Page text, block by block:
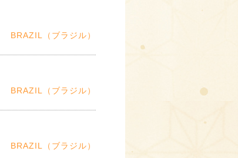
BRAZIL（ブラジル）
BRAZIL（ブラジル）
BRAZIL（ブラジル）